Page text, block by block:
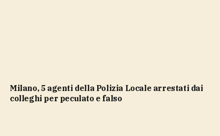
Milano, 5 agenti della Polizia Locale arrestati dai
colleghi per peculato e falso